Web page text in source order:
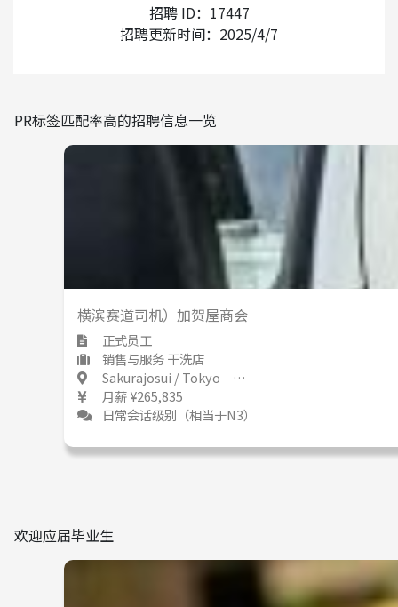
使用日语的频率
招聘 ID：17447
招聘更新时间：2025/4/7
PR标签匹配率高的招聘信息一览
横滨赛道司机）加贺屋商会
正式员工
销售与服务 干洗店
Sakurajosui / Tokyo 桜上水 / 東京都
月薪 ¥265,835
日常会话级别（相当于N3）
欢迎应届毕业生